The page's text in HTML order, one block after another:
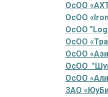
ОсОО
ОсОО
ОсОО
ОсОО
ОсОО
ОсОО
ОсОО
ЗАО